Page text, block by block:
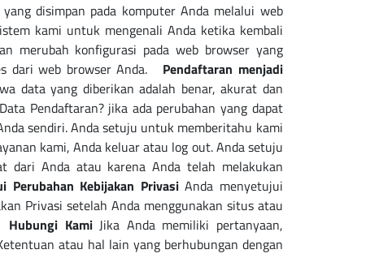
disimpan pada komputer Anda melalui web
kami untuk mengenali Anda ketika kembali
merubah konfigurasi pada web browser yang
dari web browser Anda. Pendaftaran menjadi
data yang diberikan adalah benar, akurat dan
Pendaftaran? jika ada perubahan yang dapat
sendiri. Anda setuju untuk memberitahu kami
kami, Anda keluar atau log out. Anda setuju
dari Anda atau karena Anda telah melakukan
Perubahan Kebijakan PrivasiAnda menyetujui
Privasi setelah Anda menggunakan situs atau
Hubungi KamiJika Anda memiliki pertanyaan,
atau hal lain yang berhubungan dengan